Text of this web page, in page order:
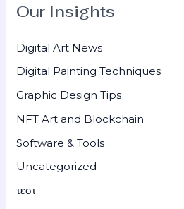
Our Insights
Digital Art News
Digital Painting Techniques
Graphic Design Tips
NFT Art and Blockchain
Software & Tools
Uncategorized
τεστ